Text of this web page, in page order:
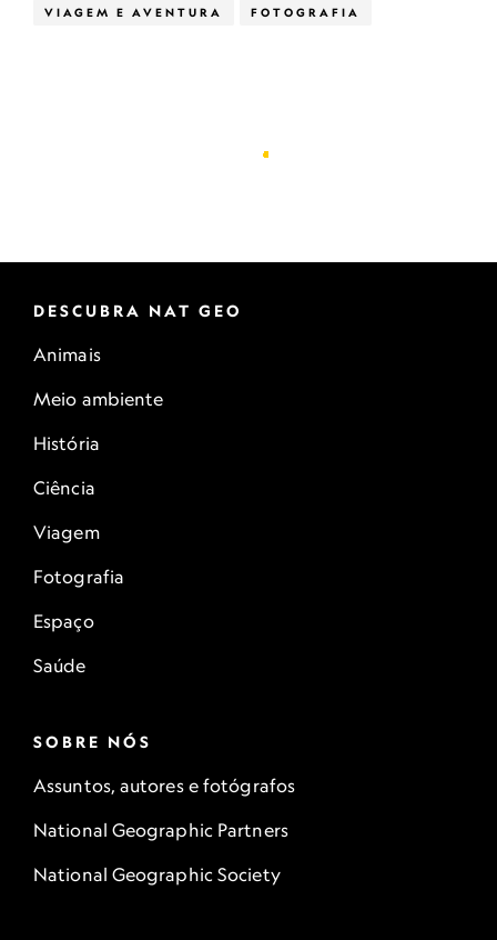
VIAGEM E AVENTURA FOTOGRAFIA
DESCUBRA NAT GEO
Animais
Meio ambiente
História
Ciência
Viagem
Fotografia
Espaço
Saúde
SOBRE NÓS
Assuntos, autores e fotógrafos
National Geographic Partners
National Geographic Society